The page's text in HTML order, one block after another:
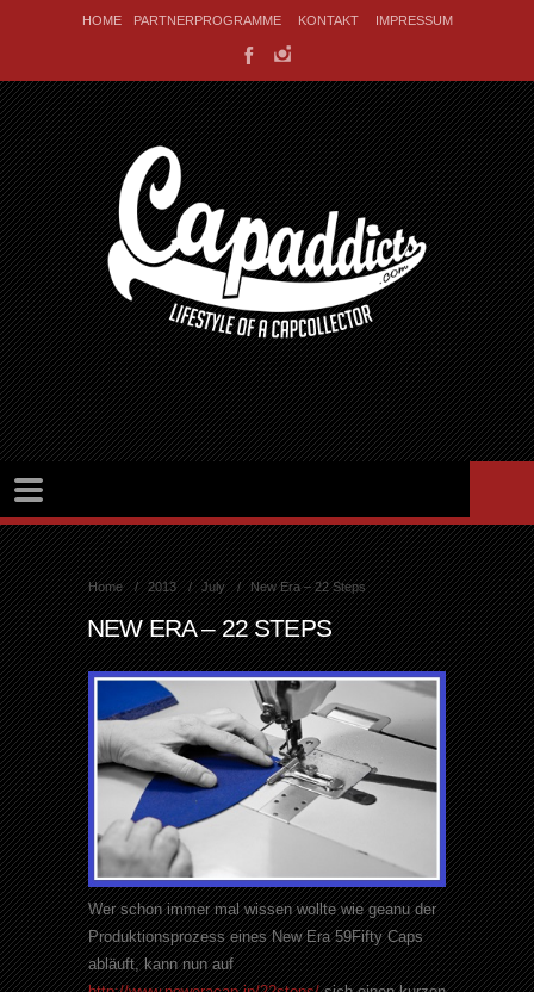
HOME PARTNERPROGRAMME KONTAKT IMPRESSUM
Home 2013 July New Era – 22 Steps
NEW ERA – 22 STEPS
Wer schon immer mal wissen wollte wie geanu der
Produktionsprozess eines New Era 59Fifty Caps
abläuft, kann nun auf